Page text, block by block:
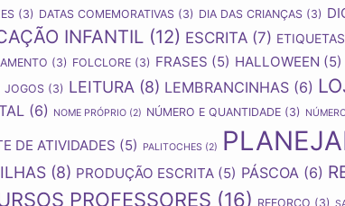
(3) DATAS COMEMORATIVAS(3) DIA DAS CRIANÇAS(3)
INFANTIL(12) ESCRITA(7) ETIQUETAS
(3) FOLCLORE(3) FRASES (5) HALLOWEEN (5)
JOGOS(3) LEITURA (8) LEMBRANCINHAS(6)
(6) NOME PRÓPRIO(2) NÚMERO E QUANTIDADE(3)
DE ATIVIDADES (5) PALITOCHES (2)
(8) PRODUÇÃO ESCRITA(5) PÁSCOA (6)
PROFESSORES (16) REFORÇO (3)